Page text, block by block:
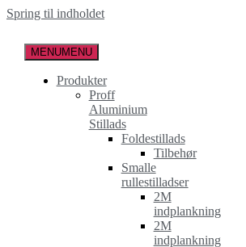
Spring til indholdet
MENUMENU
Produkter
Proff
Aluminium
Stillads
Foldestillads
Tilbehør
Smalle
rullestilladser
2M
indplankning
2M
indplankning